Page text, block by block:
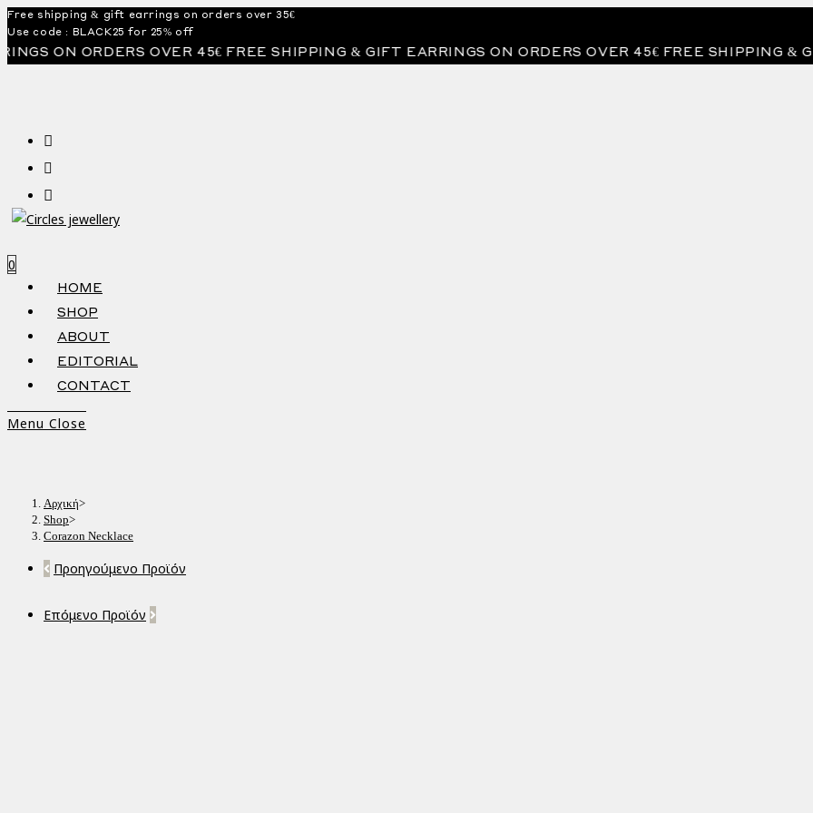
Skip
to
content
Free shipping & gift earrings on orders over 35€
Use code : BLACK25 for 25% off
ORDERS OVER 45€ FREE SHIPPING & GIFT EARRINGS ON ORDERS OVER 45€ FREE SHIPPING & GIFT
0
HOME
SHOP
ABOUT
EDITORIAL
CONTACT
Menu Close
Αρχική>
Shop>
Corazon Necklace
Προηγούμενο Προϊόν
Επόμενο Προϊόν